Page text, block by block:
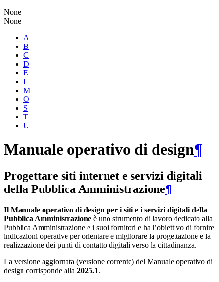
None
None
A
B
C
D
E
I
M
O
S
T
U
Manuale operativo di design¶
Progettare siti internet e servizi digitali
della Pubblica Amministrazione¶
Il Manuale operativo di design per i siti e i servizi digitali della
Pubblica Amministrazione è uno strumento di lavoro dedicato alla
Pubblica Amministrazione e i suoi fornitori e ha l’obiettivo di fornire
indicazioni operative per orientare e migliorare la progettazione e la
realizzazione dei punti di contatto digitali verso la cittadinanza.
La versione aggiornata (versione corrente) del Manuale operativo di
design corrisponde alla 2025.1.